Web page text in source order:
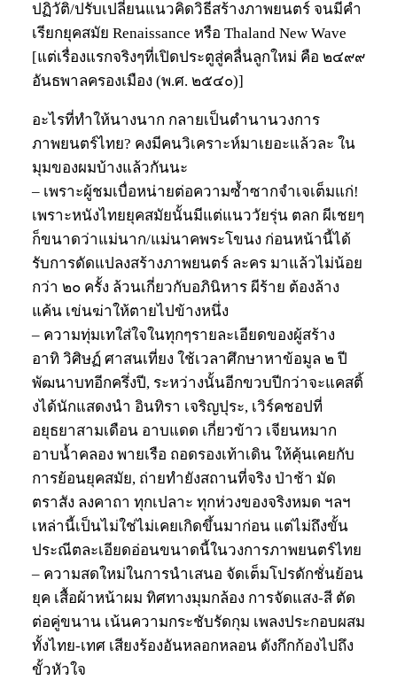
ปฏิวัติ/ปรับเปลี่ยนแนวคิดวิธีสร้างภาพยนตร์ จนมีคำ
เรียกยุคสมัย Renaissance หรือ Thaland New Wave
[แต่เรื่องแรกจริงๆที่เปิดประตูสู่คลื่นลูกใหม่ คือ ๒๔๙๙
อันธพาลครองเมือง (พ.ศ. ๒๕๔๐)]
อะไรที่ทำให้นางนาก กลายเป็นตำนานวงการ
ภาพยนตร์ไทย? คงมีคนวิเคราะห์มาเยอะแล้วละ ใน
มุมของผมบ้างแล้วกันนะ
– เพราะผู้ชมเบื่อหน่ายต่อความซ้ำซากจำเจเต็มแก่!
เพราะหนังไทยยุคสมัยนั้นมีแต่แนววัยรุ่น ตลก ผีเชยๆ
ก็ขนาดว่าแม่นาก/แม่นาคพระโขนง ก่อนหน้านี้ได้
รับการดัดแปลงสร้างภาพยนตร์ ละคร มาแล้วไม่น้อย
กว่า ๒๐ ครั้ง ล้วนเกี่ยวกับอภินิหาร ผีร้าย ต้องล้าง
แค้น เข่นฆ่าให้ตายไปข้างหนึ่ง
– ความทุ่มเทใส่ใจในทุกๆรายละเอียดของผู้สร้าง
อาทิ วิศิษฏ์ ศาสนเที่ยง ใช้เวลาศึกษาหาข้อมูล ๒ ปี
พัฒนาบทอีกครึ่งปี, ระหว่างนั้นอีกขวบปีกว่าจะแคสติ้
งได้นักแสดงนำ อินทิรา เจริญปุระ, เวิร์คชอปที่
อยุธยาสามเดือน อาบแดด เกี่ยวข้าว เจียนหมาก
อาบน้ำคลอง พายเรือ ถอดรองเท้าเดิน ให้คุ้นเคยกับ
การย้อนยุคสมัย, ถ่ายทำยังสถานที่จริง ป่าช้า มัด
ตราสัง ลงคาถา ทุกเปลาะ ทุกห่วงของจริงหมด ฯลฯ
เหล่านี้เป็นไม่ใช่ไม่เคยเกิดขึ้นมาก่อน แต่ไม่ถึงขั้น
ประณีตละเอียดอ่อนขนาดนี้ในวงการภาพยนตร์ไทย
– ความสดใหม่ในการนำเสนอ จัดเต็มโปรดักชั่นย้อน
ยุค เสื้อผ้าหน้าผม ทิศทางมุมกล้อง การจัดแสง-สี ตัด
ต่อคู่ขนาน เน้นความกระชับรัดกุม เพลงประกอบผสม
ทั้งไทย-เทศ เสียงร้องอันหลอกหลอน ดังกึกก้องไปถึง
ขั้วหัวใจ